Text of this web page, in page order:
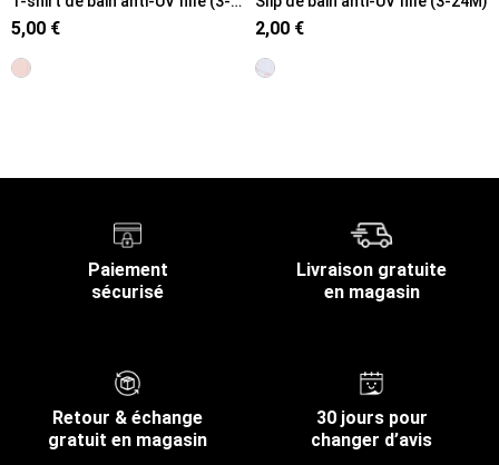
36M)
5,00 € 2,00 €
Paiement
sécurisé
Livraison gratuite
en magasin
Retour & échange
gratuit en magasin
30 jours pour
changer d’avis